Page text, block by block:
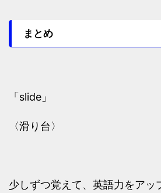
まとめ
「slide」
〈滑り台〉
少しずつ覚えて、英語力をアッ